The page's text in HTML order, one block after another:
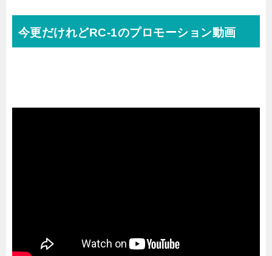
今更だけれどRC-1のプロモーション動画